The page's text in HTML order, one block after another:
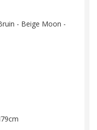
- Beige Moon -